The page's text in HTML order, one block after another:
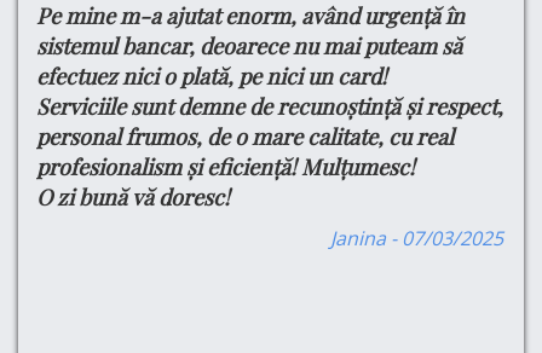
Pe mine m-a ajutat enorm, având urgență în
sistemul bancar, deoarece nu mai puteam să
efectuez nici o plată, pe nici un card!
Serviciile sunt demne de recunoștință și respect,
personal frumos, de o mare calitate, cu real
profesionalism și eficiență! Mulțumesc!
O zi bună vă doresc!
Janina - 07/03/2025